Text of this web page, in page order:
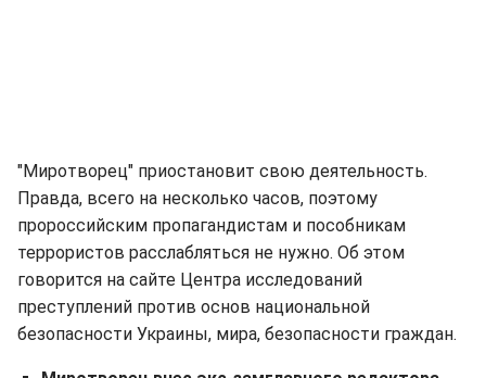
"Миротворец" приостановит свою деятельность.
Правда, всего на несколько часов, поэтому
пророссийским пропагандистам и пособникам
террористов расслабляться не нужно. Об этом
говорится на сайте Центра исследований
преступлений против основ национальной
безопасности Украины, мира, безопасности граждан.